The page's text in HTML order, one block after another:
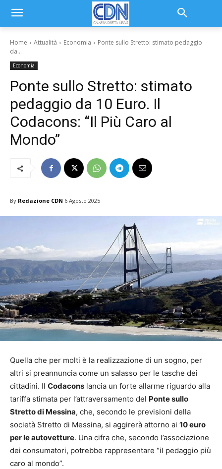
Home Attualità Economia
Ponte sullo Stretto: stimato pedaggio
da...
Economia
Ponte sullo Stretto: stimato
pedaggio da 10 Euro. Il
Codacons: “Il Più Caro al
Mondo”
By Redazione CDN 6 Agosto 2025
Quella che per molti è la realizzazione di un sogno, per
altri si preannuncia come un salasso per le tasche dei
cittadini. Il Codacons lancia un forte allarme riguardo alla
tariffa stimata per l’attraversamento del Ponte sullo
Stretto di Messina, che, secondo le previsioni della
società Stretto di Messina, si aggirerà attorno ai 10 euro
per le autovetture. Una cifra che, secondo l’associazione
dei consumatori, potrebbe rappresentare “il pedaggio più
caro al mondo”.